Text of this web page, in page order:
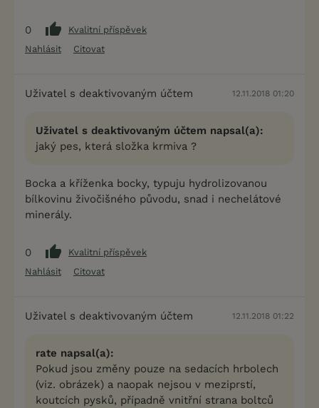
0
Kvalitní příspěvek
Nahlásit
Citovat
Uživatel s deaktivovaným účtem 12.11.2018 01:20
Uživatel s deaktivovaným účtem napsal(a):
jaký pes, která složka krmiva ?
Bocka a kříženka bocky, typuju hydrolizovanou
bílkovinu živočišného původu, snad i nechelátové
minerály.
0
Kvalitní příspěvek
Nahlásit
Citovat
Uživatel s deaktivovaným účtem 12.11.2018 01:22
rate napsal(a):
Pokud jsou změny pouze na sedacích hrbolech
(viz. obrázek) a naopak nejsou v meziprstí,
koutcích pysků, případně vnitřní strana boltců